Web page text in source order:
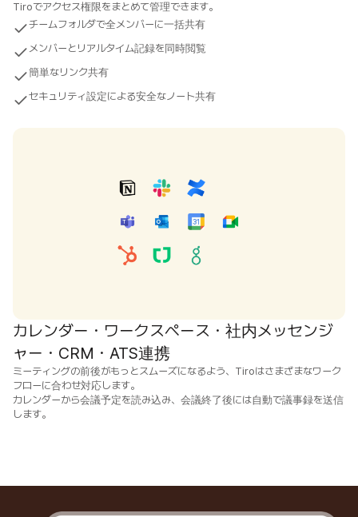
Tiroでアクセス権限をまとめて管理できます。
チームフォルダで全メンバーに一括共有
メンバーとリアルタイム記録を同時閲覧
簡単なリンク共有
セキュリティ設定による安全なノート共有
カレンダー・ワークスペース・社内メッセンジ
ャー・CRM・ATS連携
ミーティングの前後がもっとスムーズになるよう、Tiroはさまざまなワーク
フローに合わせ対応します。
カレンダーから会議予定を読み込み、会議終了後には自動で議事録を送信
します。